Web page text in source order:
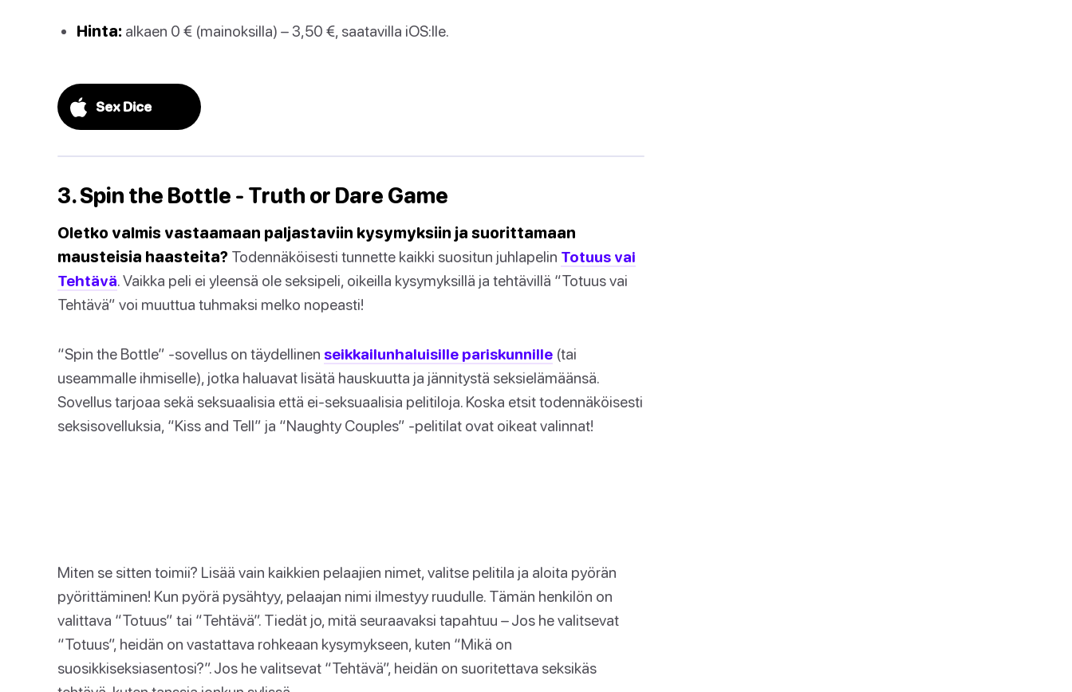
Hinta: alkaen 0 € (mainoksilla) – 3,50 €, saatavilla iOS:lle.
Sex Dice
3. Spin the Bottle - Truth or Dare Game
Oletko valmis vastaamaan paljastaviin kysymyksiin ja suorittamaan
mausteisia haasteita? Todennäköisesti tunnette kaikki suositun juhlapelin Totuus vai
Tehtävä. Vaikka peli ei yleensä ole seksipeli, oikeilla kysymyksillä ja tehtävillä “Totuus vai
Tehtävä” voi muuttua tuhmaksi melko nopeasti!
“Spin the Bottle” -sovellus on täydellinen seikkailunhaluisille pariskunnille (tai
useammalle ihmiselle), jotka haluavat lisätä hauskuutta ja jännitystä seksielämäänsä.
Sovellus tarjoaa sekä seksuaalisia että ei-seksuaalisia pelitiloja. Koska etsit todennäköisesti
seksisovelluksia, “Kiss and Tell” ja “Naughty Couples” -pelitilat ovat oikeat valinnat!
Miten se sitten toimii? Lisää vain kaikkien pelaajien nimet, valitse pelitila ja aloita pyörän
pyörittäminen! Kun pyörä pysähtyy, pelaajan nimi ilmestyy ruudulle. Tämän henkilön on
valittava “Totuus” tai “Tehtävä”. Tiedät jo, mitä seuraavaksi tapahtuu – Jos he valitsevat
“Totuus”, heidän on vastattava rohkeaan kysymykseen, kuten “Mikä on
suosikkiseksiasentosi?”. Jos he valitsevat “Tehtävä”, heidän on suoritettava seksikäs